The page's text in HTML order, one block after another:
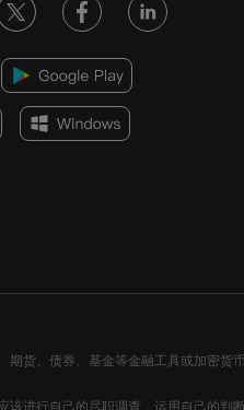
期货、债券、基金等金融工具或加密
该进行自己的尽职调查，运用自己的